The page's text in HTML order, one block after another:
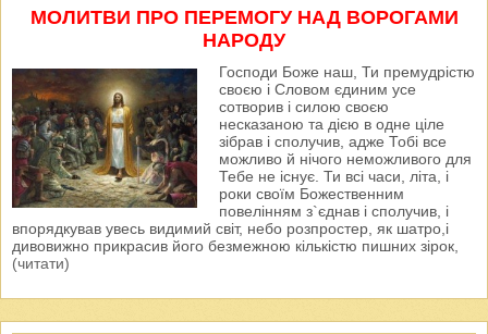
МОЛИТВИ ПРО ПЕРЕМОГУ НАД ВОРОГАМИ
НАРОДУ
Господи Боже наш, Ти премудрістю
своєю і Словом єдиним усе
сотворив і силою своєю
несказаною та дією в одне ціле
зібрав і сполучив, адже Тобі все
можливо й нічого неможливого для
Тебе не існує. Ти всі часи, літа, і
роки своїм Божественним
повелінням з`єднав і сполучив, і
впорядкував увесь видимий світ, небо розпростер, як шатро,і
дивовижно прикрасив його безмежною кількістю пишних зірок,
(читати)